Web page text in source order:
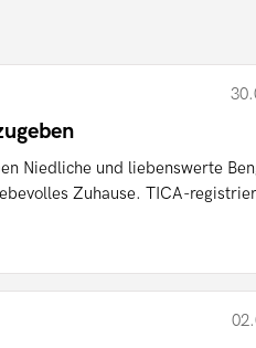
Niedliche und liebenswerte
Zuhause. TICA-